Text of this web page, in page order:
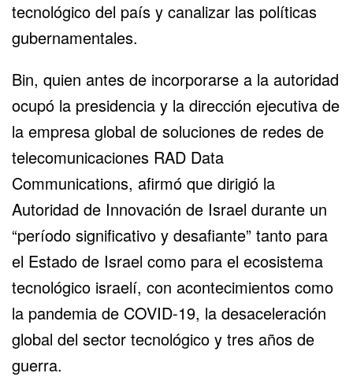
tecnológico del país y canalizar las políticas
gubernamentales.
Bin, quien antes de incorporarse a la autoridad
ocupó la presidencia y la dirección ejecutiva de
la empresa global de soluciones de redes de
telecomunicaciones RAD Data
Communications, afirmó que dirigió la
Autoridad de Innovación de Israel durante un
“período significativo y desafiante” tanto para
el Estado de Israel como para el ecosistema
tecnológico israelí, con acontecimientos como
la pandemia de COVID-19, la desaceleración
global del sector tecnológico y tres años de
guerra.